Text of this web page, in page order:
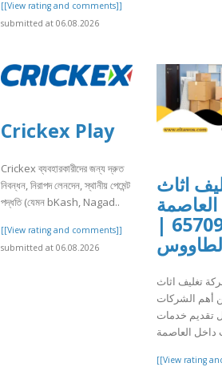
[[View rating and comments]]
submitted at 06.08.2026
Crickex Play
Crickex ব্যবহারকারীদের জন্য দ্রুত
নিবন্ধন, নিরাপদ লেনদেন, স্থানীয় পেমেন্ট
পদ্ধতি (যেমন bKash, Nagad..
[[View rating and comments]]
submitted at 06.08.2026
اثاث
العاصمة
65709988 |
تغليف اثاث
أهم الشركات
تقديم خدمات
[[View rating